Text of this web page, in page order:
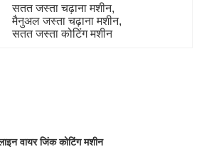
सतत जस्ता चढ़ाना मशीन,
मैनुअल जस्ता चढ़ाना मशीन,
सतत जस्ता कोटिंग मशीन
वायर जिंक कोटिंग मशीन